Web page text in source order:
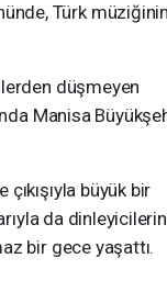
Türk müziğinin
düşmeyen
Manisa
büyük bir
da
bir gece yaşattı.